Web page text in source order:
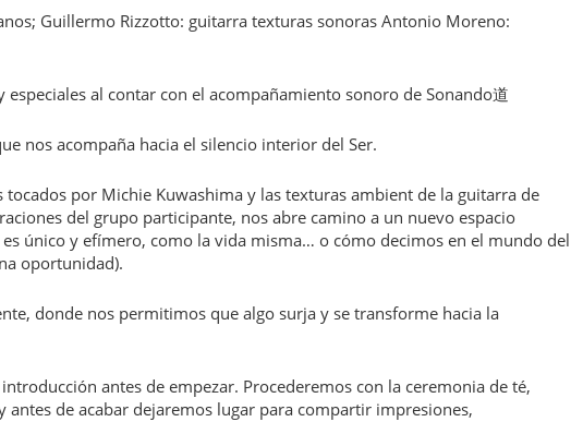
Guillermo Rizzotto: guitarra texturas sonoras Antonio Moreno:
especiales al contar con el acompañamiento sonoro de Sonando道
nos acompaña hacia el silencio interior del Ser.
tocados por Michie Kuwashima y las texturas ambient de la guitarra de
del grupo participante, nos abre camino a un nuevo espacio
único y efímero, como la vida misma… o cómo decimos en el mundo del
oportunidad).
donde nos permitimos que algo surja y se transforme hacia la
antes de empezar. Procederemos con la ceremonia de té,
de acabar dejaremos lugar para compartir impresiones,